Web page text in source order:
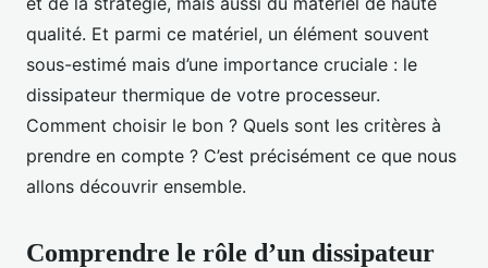
qualité. Et parmi ce matériel, un élément souvent
sous-estimé mais d’une importance cruciale : le
dissipateur thermique de votre processeur.
Comment choisir le bon ? Quels sont les critères à
prendre en compte ? C’est précisément ce que nous
allons découvrir ensemble.
Comprendre le rôle d’un dissipateur